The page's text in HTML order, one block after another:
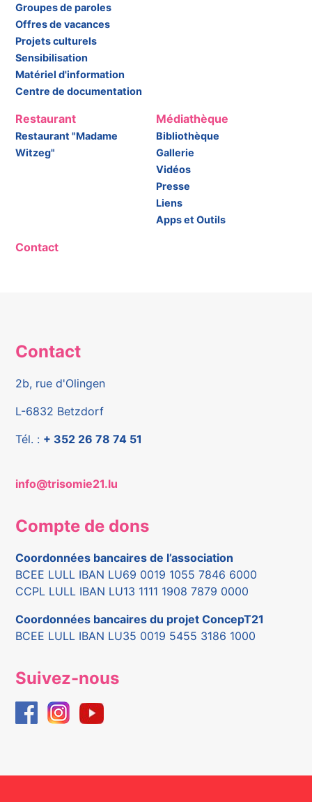
Groupes de paroles
Offres de vacances
Projets culturels
Sensibilisation
Matériel d'information
Centre de documentation
Restaurant
Restaurant "Madame
Witzeg"
Médiathèque
Bibliothèque
Gallerie
Vidéos
Presse
Liens
Apps et Outils
Contact
Contact
2b, rue d'Olingen
L-6832 Betzdorf
Tél. : + 352 26 78 74 51
info@trisomie21.lu
Compte de dons
Coordonnées bancaires de l’association
BCEE LULL IBAN LU69 0019 1055 7846 6000
CCPL LULL IBAN LU13 1111 1908 7879 0000
Coordonnées bancaires du projet ConcepT21
BCEE LULL IBAN LU35 0019 5455 3186 1000
Suivez-nous